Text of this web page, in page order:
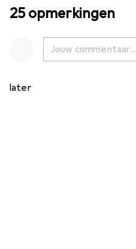
25 opmerkingen
later